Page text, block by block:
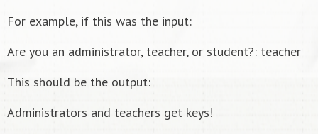
For example, if this was the input:
Are you an administrator, teacher, or student?: teacher
This should be the output:
Administrators and teachers get keys!